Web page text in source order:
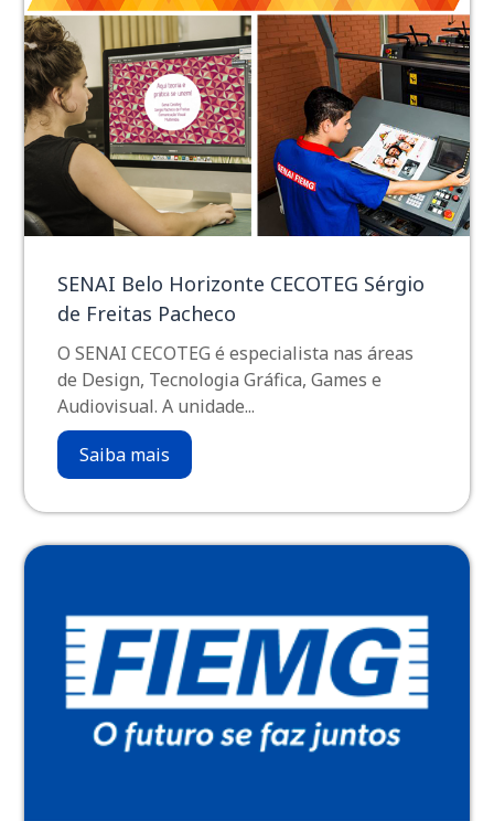
SENAI Belo Horizonte CECOTEG Sérgio
de Freitas Pacheco
O SENAI CECOTEG é especialista nas áreas
de Design, Tecnologia Gráfica, Games e
Audiovisual. A unidade...
Saiba mais